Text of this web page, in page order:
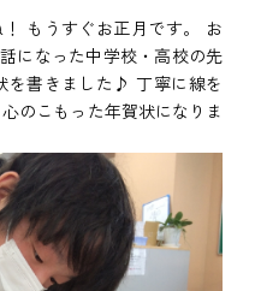
もうすぐお正月です。 お
になった中学校・高校の先
を書きました♪ 丁寧に線を
のこもった年賀状になりま